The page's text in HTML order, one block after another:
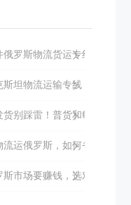
物流助力双边发展
俄罗斯物流货运专线如何选
的高效通道
斯坦物流运输专线：全面解
困境？立德国际助您破局！
货别踩雷！普货和敏感货到
的物流服务商？
流运俄罗斯，如何省心又高
斯市场要赚钱，选对物流很